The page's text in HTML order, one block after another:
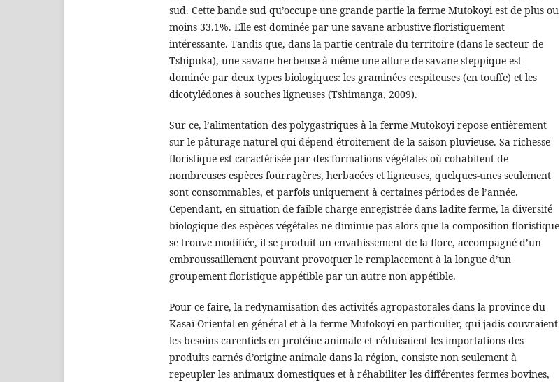
sud. Cette bande sud qu’occupe une grande partie la ferme Mutokoyi est de plus ou
moins 33.1%. Elle est dominée par une savane arbustive floristiquement
intéressante. Tandis que, dans la partie centrale du territoire (dans le secteur de
Tshipuka), une savane herbeuse à même une allure de savane steppique est
dominée par deux types biologiques: les graminées cespiteuses (en touffe) et les
dicotylédones à souches ligneuses (Tshimanga, 2009).
Sur ce, l’alimentation des polygastriques à la ferme Mutokoyi repose entièrement
sur le pâturage naturel qui dépend étroitement de la saison pluvieuse. Sa richesse
floristique est caractérisée par des formations végétales où cohabitent de
nombreuses espèces fourragères, herbacées et ligneuses, quelques-unes seulement
sont consommables, et parfois uniquement à certaines périodes de l’année.
Cependant, en situation de faible charge enregistrée dans ladite ferme, la diversité
biologique des espèces végétales ne diminue pas alors que la composition floristique
se trouve modifiée, il se produit un envahissement de la flore, accompagné d’un
embroussaillement pouvant provoquer le remplacement à la longue d’un
groupement floristique appétible par un autre non appétible.
Pour ce faire, la redynamisation des activités agropastorales dans la province du
Kasaï-Oriental en général et à la ferme Mutokoyi en particulier, qui jadis couvraient
les besoins carentiels en protéine animale et réduisaient les importations des
produits carnés d’origine animale dans la région, consiste non seulement à
repeupler les animaux domestiques et à réhabiliter les différentes fermes bovines,